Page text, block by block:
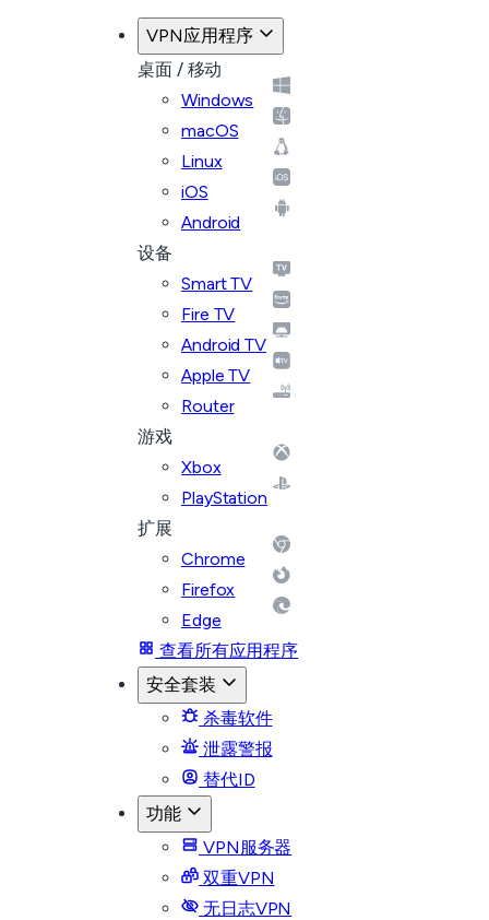
VPN应用程序
桌面 / 移动
Windows
macOS
Linux
iOS
Android
设备
Smart TV
Fire TV
Android TV
Apple TV
Router
游戏
Xbox
PlayStation
扩展
Chrome
Firefox
Edge
查看所有应用程序
安全套装
杀毒软件
泄露警报
替代ID
功能
VPN服务器
双重VPN
无日志VPN